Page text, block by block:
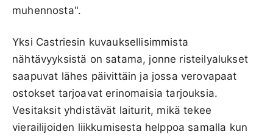
muhennosta".
Yksi Castriesin kuvauksellisimmista
nähtävyyksistä on satama, jonne risteilyalukset
saapuvat lähes päivittäin ja jossa verovapaat
ostokset tarjoavat erinomaisia tarjouksia.
Vesitaksit yhdistävät laiturit, mikä tekee
vierailijoiden liikkumisesta helppoa samalla kun